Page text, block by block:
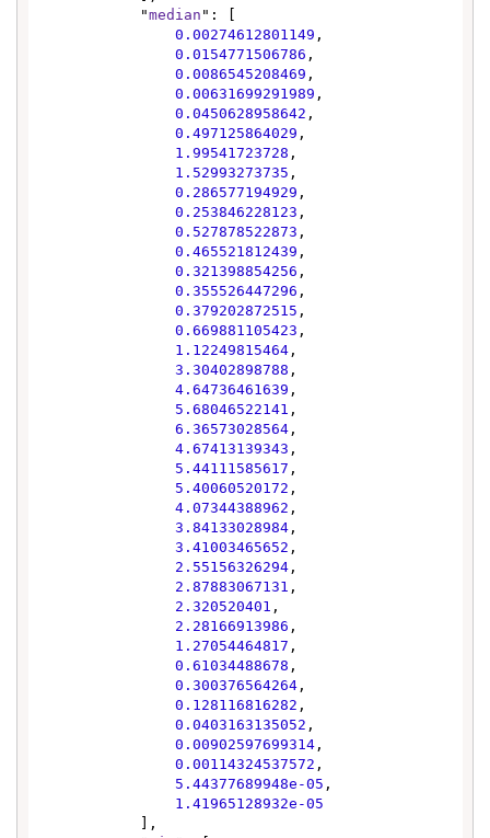
            "
median ": [
0.00274612801149 ,
0.0154771506786 ,
0.0086545208469 ,
0.00631699291989 ,
0.0450628958642 ,
0.497125864029 ,
1.99541723728 ,
1.52993273735 ,
0.286577194929 ,
0.253846228123 ,
0.527878522873 ,
0.465521812439 ,
0.321398854256 ,
0.355526447296 ,
0.379202872515 ,
0.669881105423 ,
1.12249815464 ,
3.30402898788 ,
4.64736461639 ,
5.68046522141 ,
6.36573028564 ,
4.67413139343 ,
5.44111585617 ,
5.40060520172 ,
4.07344388962 ,
3.84133028984 ,
3.41003465652 ,
2.55156326294 ,
2.87883067131 ,
2.320520401 ,
2.28166913986 ,
1.27054464817 ,
0.61034488678 ,
0.300376564264 ,
0.128116816282 ,
0.0403163135052 ,
0.00902597699314 ,
0.00114324537572 ,
5.44377689948e-05 ,
1.41965128932e-05